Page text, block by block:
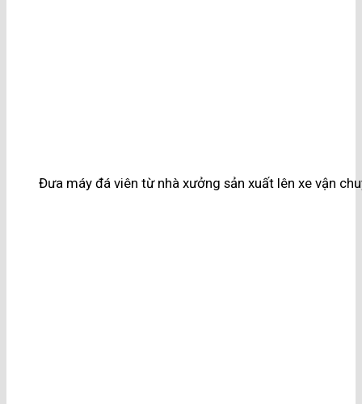
Đưa máy đá viên từ nhà xưởng sản xuất lên xe vận